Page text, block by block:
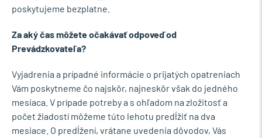
poskytujeme bezplatne.
Za aký čas môžete očakávať odpoveď od
Prevádzkovateľa?
Vyjadrenia a prípadné informácie o prijatých opatreniach
Vám poskytneme čo najskôr, najneskôr však do jedného
mesiaca. V prípade potreby a s ohľadom na zložitosť a
počet žiadostí môžeme túto lehotu predĺžiť na dva
mesiace. O predĺžení, vrátane uvedenia dôvodov, Vás